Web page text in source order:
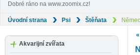
Dobré ráno na www.zoomix.cz!
Úvodní strana Psi Štěňata
Akvarijní zvířata